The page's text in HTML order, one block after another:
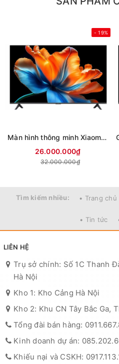
- 19%
Màn hình thông minh Xiaomi 4K 85 inch Smart Display S L85MC-STWN (Mới 2026)
26.000.000₫
32.000.000₫
Tìm kiếm nhiều: • Trang chủ
• Tin tức
LIÊN HỆ
Trụ sở chính: Số 1C Thanh
Hà Nội
Kho 1: Kho Cảng Hà Nội
Kho 2: Khu CN Tây Bắc Ga,
Tổng đài bán hàng:
Kinh doanh dự án:
Khiếu nại và CSKH: